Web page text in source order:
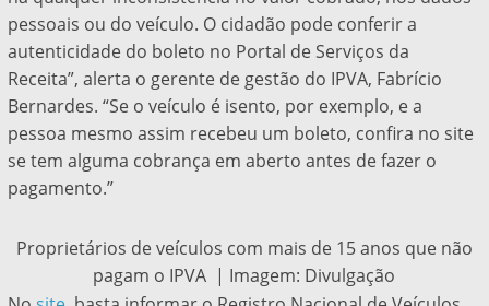
pessoais ou do veículo. O cidadão pode conferir a
autenticidade do boleto no Portal de Serviços da
Receita”, alerta o gerente de gestão do IPVA, Fabrício
Bernardes. “Se o veículo é isento, por exemplo, e a
pessoa mesmo assim recebeu um boleto, confira no site
se tem alguma cobrança em aberto antes de fazer o
pagamento.”
Proprietários de veículos com mais de 15 anos que não
pagam o IPVA | Imagem: Divulgação